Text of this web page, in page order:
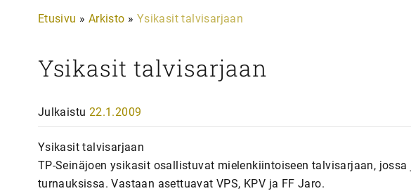
Etusivu » Arkisto » Ysikasit talvisarjaan
Ysikasit talvisarjaan
Julkaistu 22.1.2009
Ysikasit talvisarjaan
TP-Seinäjoen ysikasit osallistuvat mielenkiintoiseen talvisarjaan,
turnauksissa. Vastaan asettuavat VPS, KPV ja FF Jaro.